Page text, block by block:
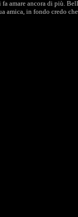
amare ancora di più.
amica, in fondo credo